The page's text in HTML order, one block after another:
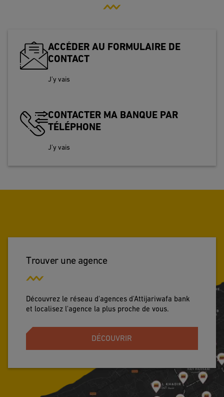
ACCÉDER AU FORMULAIRE DE
CONTACT
J’y vais
CONTACTER MA BANQUE PAR
TÉLÉPHONE
J’y vais
Trouver une agence
Découvrez le réseau d'agences d'Attijariwafa bank
et localisez l'agence la plus proche de vous.
DÉCOUVRIR